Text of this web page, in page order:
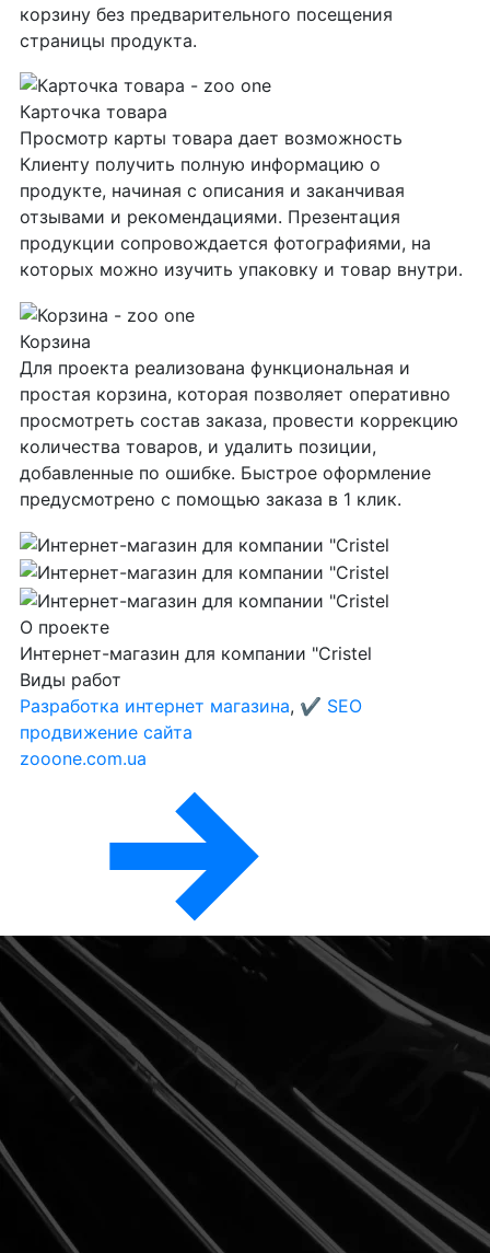
корзину без предварительного посещения
страницы продукта.
Карточка товара
Просмотр карты товара дает возможность
Клиенту получить полную информацию о
продукте, начиная с описания и заканчивая
отзывами и рекомендациями. Презентация
продукции сопровождается фотографиями, на
которых можно изучить упаковку и товар внутри.
Корзина
Для проекта реализована функциональная и
простая корзина, которая позволяет оперативно
просмотреть состав заказа, провести коррекцию
количества товаров, и удалить позиции,
добавленные по ошибке. Быстрое оформление
предусмотрено с помощью заказа в 1 клик.
О проекте
Интернет-магазин для компании "Cristel
Виды работ
Разработка интернет магазина, ✔️ SEO
продвижение сайта
zooone.com.ua